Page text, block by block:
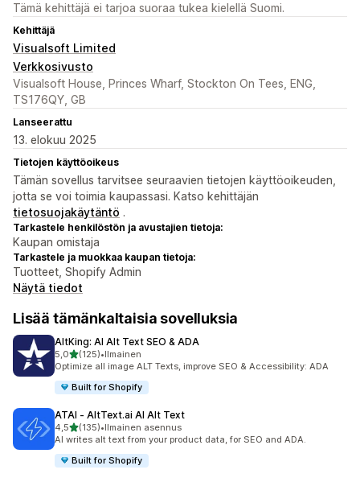
Tämä kehittäjä ei tarjoa suoraa tukea kielellä Suomi.
Kehittäjä
Visualsoft Limited
Verkkosivusto
Visualsoft House, Princes Wharf, Stockton On Tees, ENG,
TS176QY, GB
Lanseerattu
13. elokuu 2025
Tietojen käyttöoikeus
Tämän sovellus tarvitsee seuraavien tietojen käyttöoikeuden,
jotta se voi toimia kaupassasi. Katso kehittäjän
tietosuojakäytäntö .
Tarkastele henkilöstön ja avustajien tietoja:
Kaupan omistaja
Tarkastele ja muokkaa kaupan tietoja:
Tuotteet, Shopify Admin
Näytä tiedot
Lisää tämänkaltaisia sovelluksia
AltKing: AI Alt Text SEO & ADA
5,0/ 5 tähteä
(125)
125 arvostelua yhteensä
•Ilmainen
Optimize all image ALT Texts, improve SEO & Accessibility: ADA
Built for Shopify
ATAI ‑ AltText.ai AI Alt Text
4,5/ 5 tähteä
(135)
135 arvostelua yhteensä
•Ilmainen asennus
AI writes alt text from your product data, for SEO and ADA.
Built for Shopify